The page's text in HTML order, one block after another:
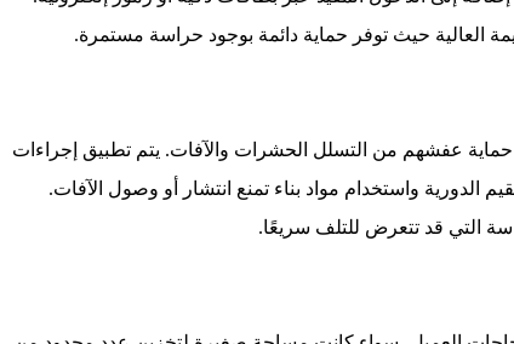
العالية حيث توفر حماية دائمة بوجود حراسة مستمرة.
حماية عفشهم من التسلل الحشرات والآفات. يتم تطبيق إجراءات
واستخدام مواد بناء تمنع انتشار أو وصول الآفات.
التي قد تتعرض للتلف سريعًا.